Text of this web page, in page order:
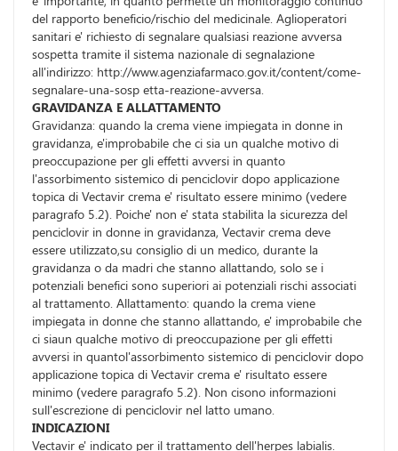
del rapporto beneficio/rischio del medicinale. Aglioperatori
sanitari e' richiesto di segnalare qualsiasi reazione avversa
sospetta tramite il sistema nazionale di segnalazione
all'indirizzo: http://www.agenziafarmaco.gov.it/content/come-
segnalare-una-sosp etta-reazione-avversa.
GRAVIDANZA E ALLATTAMENTO
Gravidanza: quando la crema viene impiegata in donne in
gravidanza, e'improbabile che ci sia un qualche motivo di
preoccupazione per gli effetti avversi in quanto
l'assorbimento sistemico di penciclovir dopo applicazione
topica di Vectavir crema e' risultato essere minimo (vedere
paragrafo 5.2). Poiche' non e' stata stabilita la sicurezza del
penciclovir in donne in gravidanza, Vectavir crema deve
essere utilizzato,su consiglio di un medico, durante la
gravidanza o da madri che stanno allattando, solo se i
potenziali benefici sono superiori ai potenziali rischi associati
al trattamento. Allattamento: quando la crema viene
impiegata in donne che stanno allattando, e' improbabile che
ci siaun qualche motivo di preoccupazione per gli effetti
avversi in quantol'assorbimento sistemico di penciclovir dopo
applicazione topica di Vectavir crema e' risultato essere
minimo (vedere paragrafo 5.2). Non cisono informazioni
sull'escrezione di penciclovir nel latto umano.
INDICAZIONI
Vectavir e' indicato per il trattamento dell'herpes labialis.